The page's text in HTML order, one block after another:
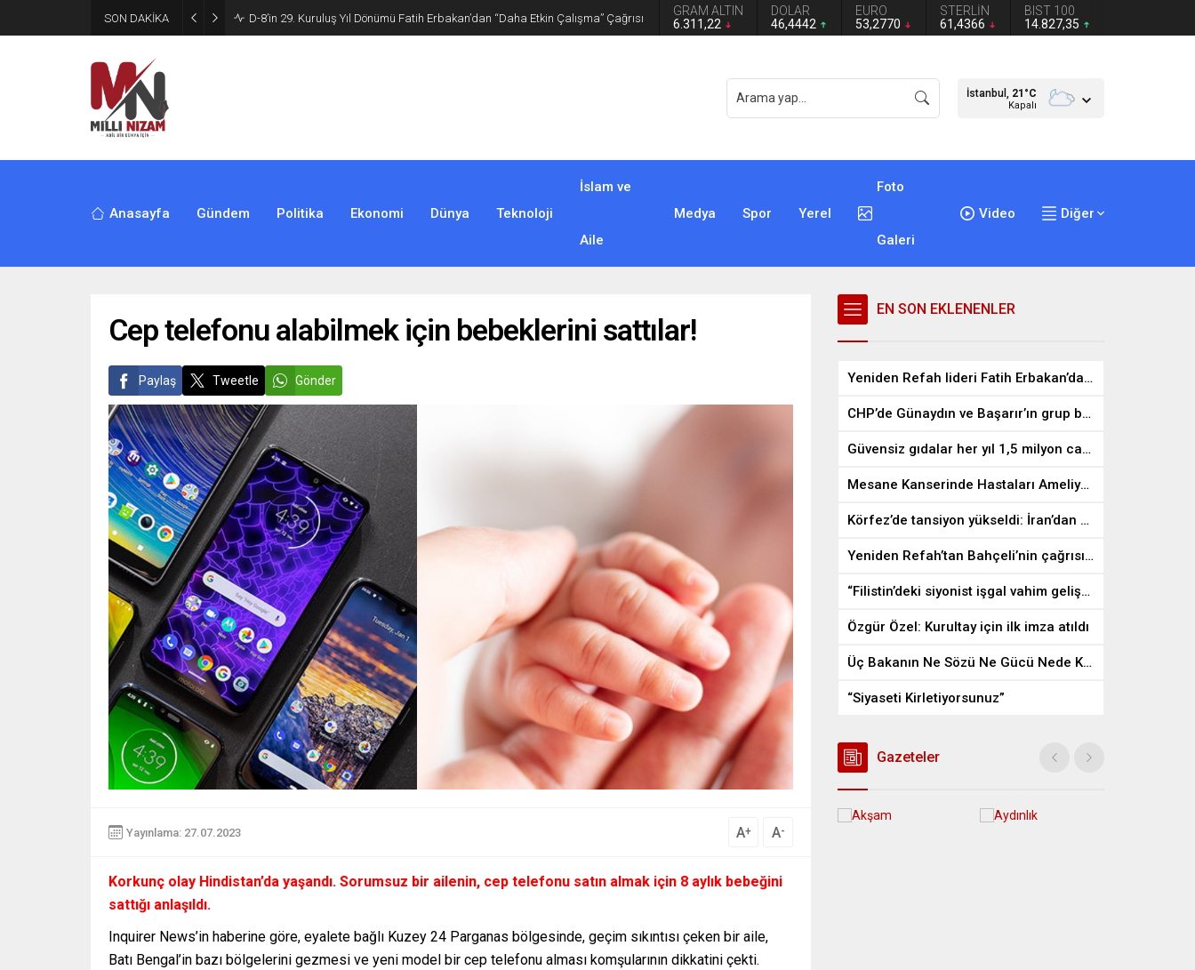
SON DAKİKA Son dakika! Seferihisar Belediyesi’ne operasyon
GRAM ALTIN
6.311,22
DOLAR
46,4442
EURO
53,2770
STERLİN
61,4366
BIST 100
14.827,35
İstanbul, 21 °C
Kapalı
Anasayfa Gündem Politika Ekonomi Dünya Teknoloji
İslam ve
Aile
Medya Spor Yerel
Foto
Galeri
Video Diğer
Cep telefonu alabilmek için bebeklerini sattılar!
Paylaş Tweetle Gönder
Yayınlama: 27.07.2023 A+ A-
Korkunç olay Hindistan’da yaşandı. Sorumsuz bir ailenin, cep telefonu satın almak için 8 aylık bebeğini
sattığı anlaşıldı.
Inquirer News’in haberine göre, eyalete bağlı Kuzey 24 Parganas bölgesinde, geçim sıkıntısı çeken bir aile,
Batı Bengal’in bazı bölgelerini gezmesi ve yeni model bir cep telefonu alması komşularının dikkatini çekti.
EN SON EKLENENLER
Yeniden Refah lideri Fatih Erbakan’dan Mustafa Destici’ye ziyaret
CHP’de Günaydın ve Başarır’ın grup başkanvekilliği düştü
Güvensiz gıdalar her yıl 1,5 milyon can alıyor
Mesane Kanserinde Hastaları Ameliyattan Kurtaran İlaç
Körfez’de tansiyon yükseldi: İran’dan ABD üslerine misilleme
Yeniden Refah’tan Bahçeli’nin çağrısına destek
“Filistin’deki siyonist işgal vahim gelişmelere gebe”
Özgür Özel: Kurultay için ilk imza atıldı
Üç Bakanın Ne Sözü Ne Gücü Nede Kudreti Yetmedi
“Siyaseti Kirletiyorsunuz”
Gazeteler